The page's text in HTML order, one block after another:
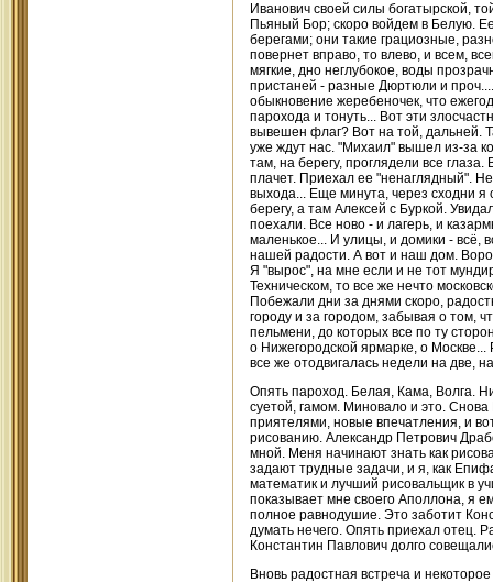
Иванович своей силы богатырской,
Пьяный Бор; скоро войдем в Белую.
берегами; они такие грациозные,
повернет вправо, то влево, и всем,
мягкие, дно неглубокое, воды
пристаней - разные Дюртюли и
обыкновение жеребеночек, что
парохода и тонуть... Вот эти
вывешен флаг? Вот на той, дальней.
уже ждут нас. "Михаил" вышел из-за
там, на берегу, проглядели все
плачет. Приехал ее "ненаглядный".
выхода... Еще минута, через сходни я
берегу, а там Алексей с Буркой.
поехали. Все ново - и лагерь, и
маленькое... И улицы, и домики - всё,
нашей радости. А вот и наш дом.
Я "вырос", на мне если и не тот
Техническом, то все же нечто
Побежали дни за днями скоро,
городу и за городом, забывая о том,
пельмени, до которых все по ту
о Нижегородской ярмарке, о
все же отодвигалась недели на две,
Опять пароход. Белая, Кама, Волга.
суетой, гамом. Миновало и это.
приятелями, новые впечатления, и
рисованию. Александр Петрович
мной. Меня начинают знать как
задают трудные задачи, и я, как
математик и лучший рисовальщик в
показывает мне своего Аполлона, я
полное равнодушие. Это заботит
думать нечего. Опять приехал отец.
Константин Павлович долго
Вновь радостная встреча и